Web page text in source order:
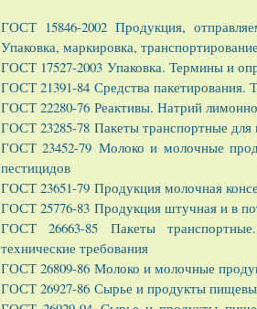
ГОСТ 15846-2002 Продукция,
Упаковка, маркировка,
ГОСТ 17527-2003 Упаковка. Термины и
ГОСТ 21391-84 Средства пакетирования.
ГОСТ 22280-76 Реактивы. Натрий
ГОСТ 23285-78 Пакеты транспортные для
ГОСТ 23452-79 Молоко и молочные
пестицидов
ГОСТ 23651-79 Продукция молочная
ГОСТ 25776-83 Продукция штучная и в
ГОСТ 26663-85 Пакеты
технические требования
ГОСТ 26809-86 Молоко и молочные
ГОСТ 26927-86 Сырье и продукты